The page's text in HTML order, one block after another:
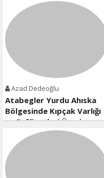
Azad Dedeoğlu
Atabegler Yurdu Ahıska
Bölgesinde Kıpçak Varlığı
ve Faâliyetleri Üzerine
Kısa Bir Değerlendirme